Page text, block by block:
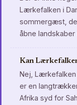
Lærkefalken i
sommergæst,
åbne
Kan
Nej, Lærkefalken
er en
Afrika syd for